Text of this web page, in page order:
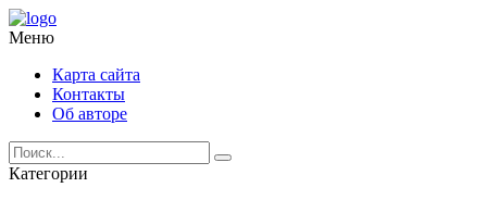
Меню
Карта сайта
Контакты
Об авторе
Категории